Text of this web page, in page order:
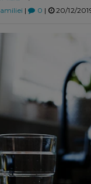
| 0 | 20/12/